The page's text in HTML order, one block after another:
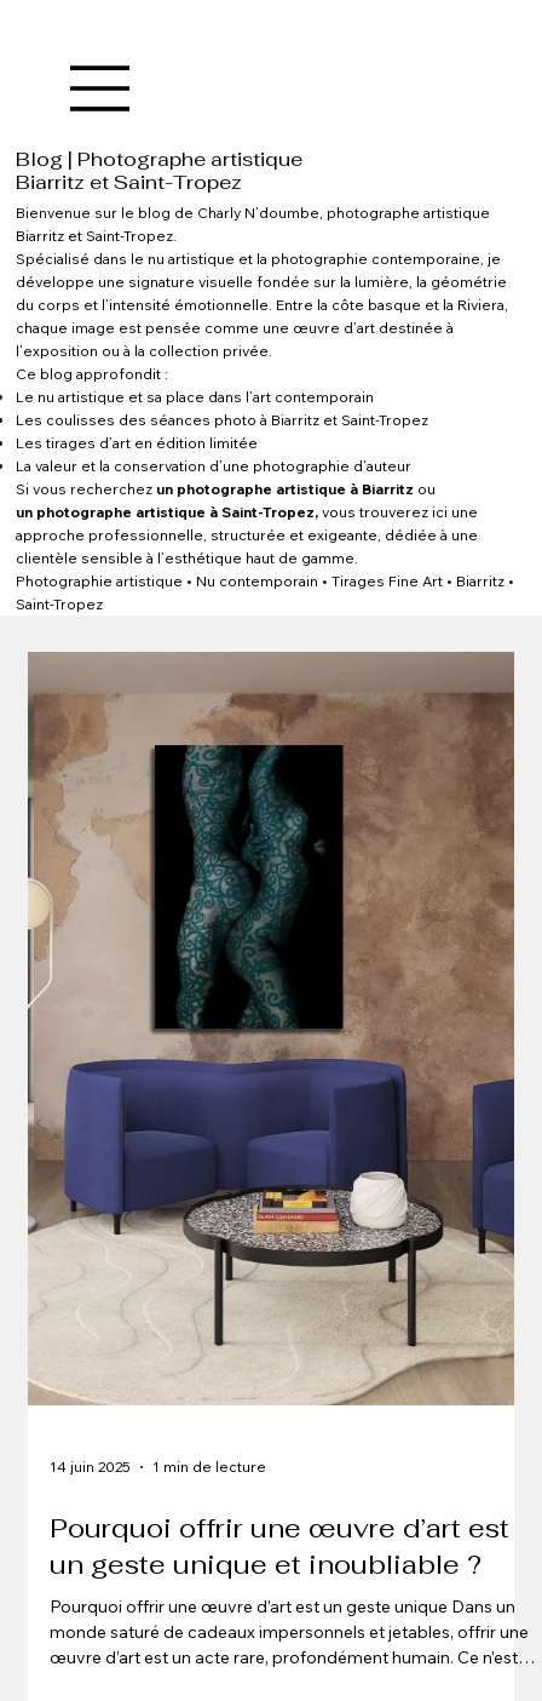
Blog | Photographe artistique
Biarritz et Saint-Tropez
Bienvenue sur le blog de Charly N’doumbe, photographe artistique
Biarritz et Saint-Tropez.
Spécialisé dans le nu artistique et la photographie contemporaine, je
développe une signature visuelle fondée sur la lumière, la géométrie
du corps et l’intensité émotionnelle. Entre la côte basque et la Riviera,
chaque image est pensée comme une œuvre d’art destinée à
l’exposition ou à la collection privée.
Ce blog approfondit :
Le nu artistique et sa place dans l’art contemporain
Les coulisses des séances photo à Biarritz et Saint-Tropez
Les tirages d’art en édition limitée
La valeur et la conservation d’une photographie d’auteur
Si vous recherchez un photographe artistique à Biarritz ou
un photographe artistique à Saint-Tropez, vous trouverez ici une
approche professionnelle, structurée et exigeante, dédiée à une
clientèle sensible à l’esthétique haut de gamme.
Photographie artistique • Nu contemporain • Tirages Fine Art • Biarritz •
Saint-Tropez
Pourquoi offrir une œuvre d’art est
un geste unique et inoubliable ?
Pourquoi offrir une œuvre d’art est un geste unique Dans un
monde saturé de cadeaux impersonnels et jetables, offrir une
œuvre d’art est un acte rare, profondément humain. Ce n’est